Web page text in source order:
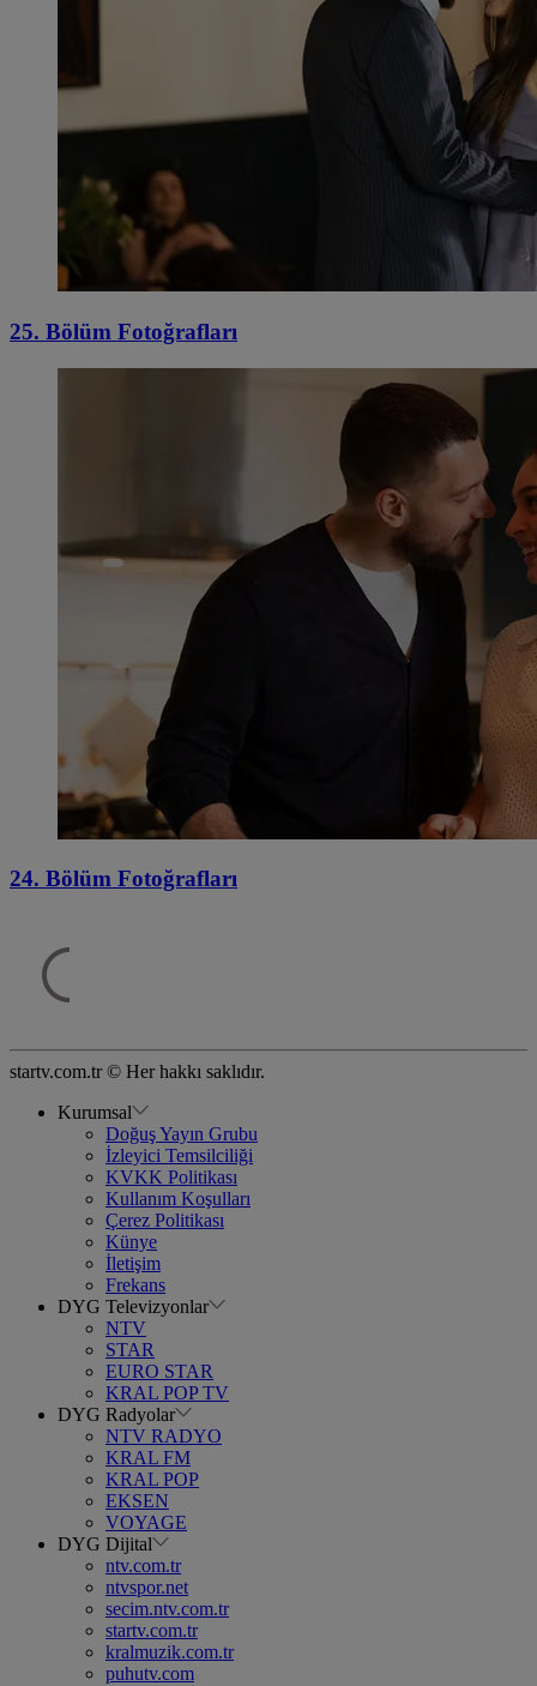
25. Bölüm Fotoğrafları
24. Bölüm Fotoğrafları
startv.com.tr © Her hakkı saklıdır.
Kurumsal
Doğuş Yayın Grubu
İzleyici Temsilciliği
KVKK Politikası
Kullanım Koşulları
Çerez Politikası
Künye
İletişim
Frekans
DYG Televizyonlar
NTV
STAR
EURO STAR
KRAL POP TV
DYG Radyolar
NTV RADYO
KRAL FM
KRAL POP
EKSEN
VOYAGE
DYG Dijital
ntv.com.tr
ntvspor.net
secim.ntv.com.tr
startv.com.tr
kralmuzik.com.tr
puhutv.com